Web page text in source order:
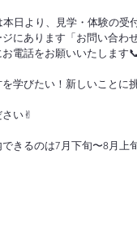
日より、見学・体験の受
にあります「お問い合わ
電話をお願いいたします
学びたい！新しいことに
さい✌︎
きるのは7月下旬〜8月上